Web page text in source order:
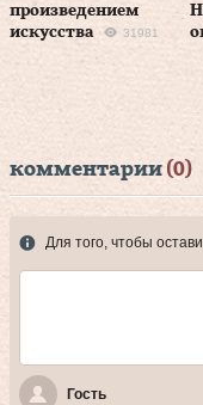
произведением
искусства
31981
комментарии (0)
Для того, чтобы
Гость